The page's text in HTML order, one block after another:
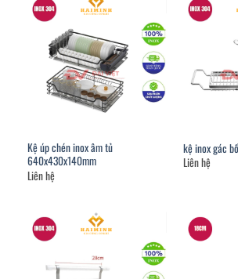
Kệ úp chén inox âm tủ
640x430x140mm
Liên hệ
kệ inox gác
Liên hệ